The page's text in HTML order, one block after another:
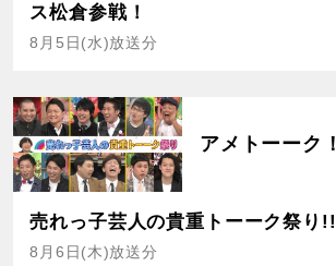
ス松倉参戦！
8月5日(水)放送分
アメトーーク！
売れっ子芸人の貴重トーーク祭り!!
8月6日(木)放送分